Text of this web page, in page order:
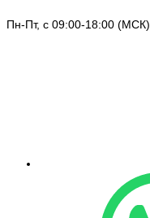
Пн-Пт, с 09:00-18:00 (МСК)